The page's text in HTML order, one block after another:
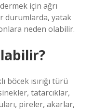
için ağrı
durumlarda, yatak
neden olabilir.
böcek ısırığı türü
tatarcıklar,
pireler, akarlar,